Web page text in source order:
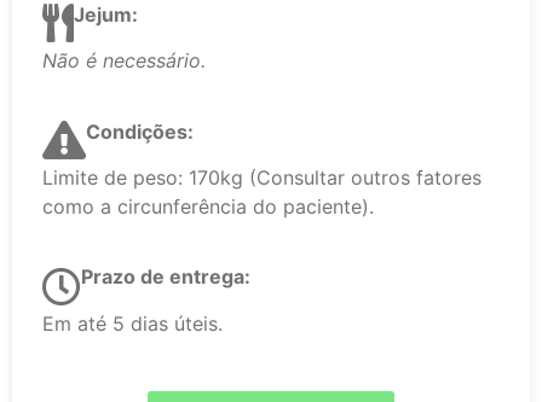
Jejum:
Não é necessário.
Condições:
Limite de peso: 170kg (Consultar outros fatores
como a circunferência do paciente).
Prazo de entrega:
Em até 5 dias úteis.